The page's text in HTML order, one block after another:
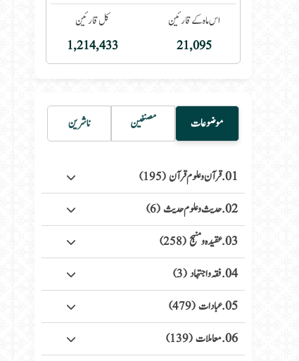
اس ماہ کے قارئین
21,095
کل قارئین
1,214,433
موضوعات مصنفین ناشرین
01. قرآن وعلوم قرآن (195)
02. حدیث وعلوم حدیث (6)
03. عقیدہ ومنہج (258)
04. فقہ واجتہاد (3)
05. عبادات (479)
06. معاملات (139)